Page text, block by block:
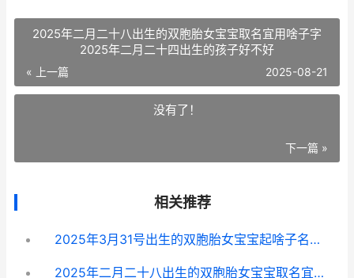
2025年二月二十八出生的双胞胎女宝宝取名宜用啥子字
2025年二月二十四出生的孩子好不好
« 上一篇 2025-08-21
没有了！
下一篇 »
相关推荐
2025年3月31号出生的双胞胎女宝宝起啥子名字好 2025年3月31日是什么日子
2025年二月二十八出生的双胞胎女宝宝取名宜用啥子字 2025年二月二十四出生的孩子好不好